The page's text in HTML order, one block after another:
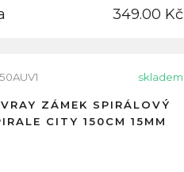
349.00 Kč
skladem
ZÁMEK SPIRÁLOVÝ
CITY 150CM 15MM